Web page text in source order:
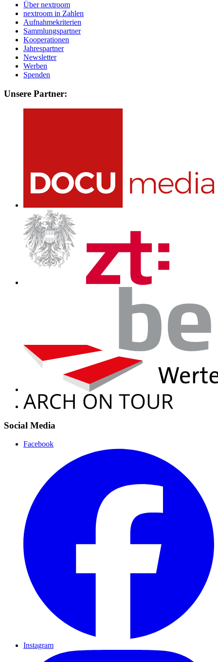
Über nextroom
nextroom in Zahlen
Aufnahmekriterien
Sammlungspartner
Kooperationen
Jahrespartner
Newsletter
Werben
Spenden
Unsere Partner:
Social Media
Facebook
Instagram